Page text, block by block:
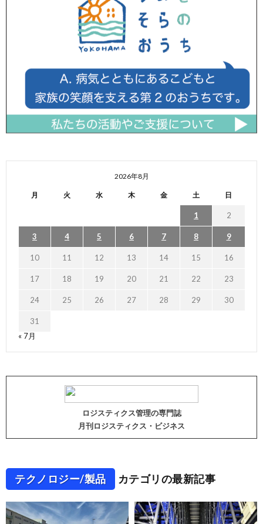
2026年8月
月 火 水 木 金 土 日
1 2
3 4 5 6 7 8 9
10 11 12 13 14 15 16
17 18 19 20 21 22 23
24 25 26 27 28 29 30
31
« 7月
ロジスティクス管理の専門誌
月刊ロジスティクス・ビジネス
テクノロジー/製品 カテゴリの最新記事